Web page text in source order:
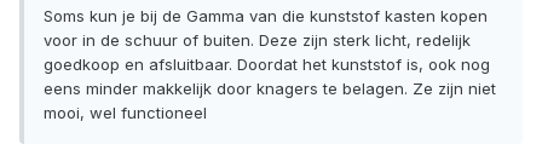
Soms kun je bij de Gamma van die kunststof kasten kopen
voor in de schuur of buiten. Deze zijn sterk licht, redelijk
goedkoop en afsluitbaar. Doordat het kunststof is, ook nog
eens minder makkelijk door knagers te belagen. Ze zijn niet
mooi, wel functioneel